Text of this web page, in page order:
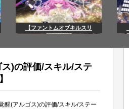
【ファントムオブキルスリ
)の評価/スキル/ステ
醒(アルゴス)の評価/スキル/ステー